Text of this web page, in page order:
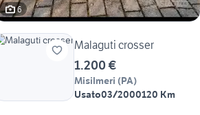
6
Malaguti crosser
1.200 €
Misilmeri (PA)
Usato03/2000120 Km